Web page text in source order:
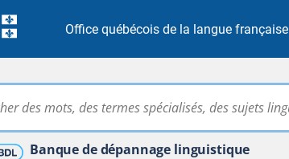
Office québécois de la langue française
Banque de dépannage linguistique
Grand dictionnaire terminologique